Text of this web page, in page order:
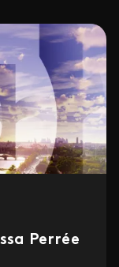
Perrée